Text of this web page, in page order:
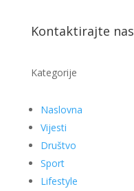
Kontaktirajte nas
Kategorije
Naslovna
Vijesti
Društvo
Sport
Lifestyle